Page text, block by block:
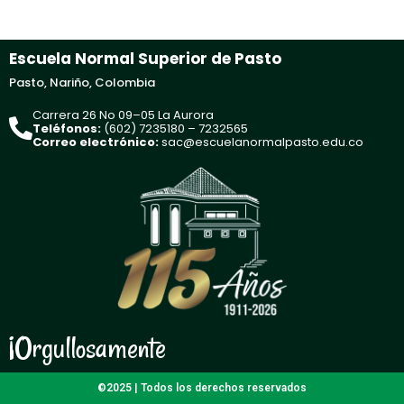
Escuela Normal Superior de Pasto
Pasto, Nariño, Colombia
Carrera 26 No 09–05 La Aurora
Teléfonos: (602) 7235180 – 7232565
Correo electrónico:sac@escuelanormalpasto.edu.co
¡Orgullosamente
©2025 | Todos los derechos reservados